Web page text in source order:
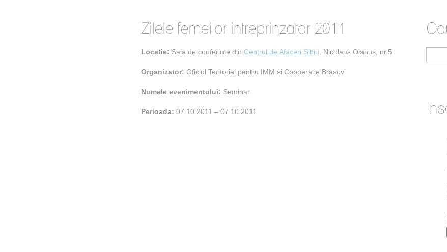
Locatie: Sala de conferinte din Centrul de Afaceri Sibiu , Nicolaus Olahus, nr.5
Organizator: Oficiul Teritorial pentru IMM si Cooperatie Brasov
Numele evenimentului: Seminar
Perioada: 07.10.2011 – 07.10.2011